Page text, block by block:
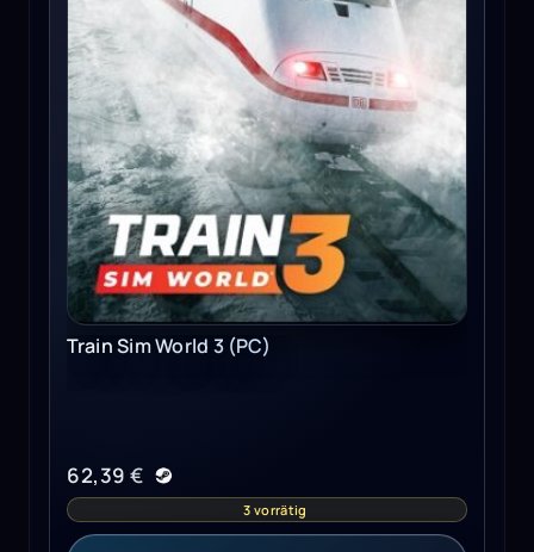
Train Sim World 3 (PC)
62,39 €
3 vorrätig